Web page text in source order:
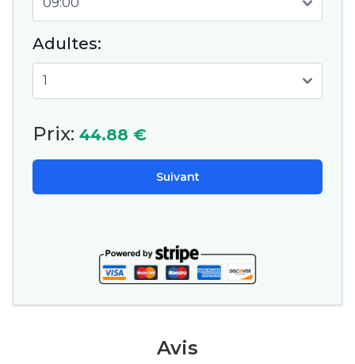
Adultes:
Prix: 44.88 €
Suivant
Avis